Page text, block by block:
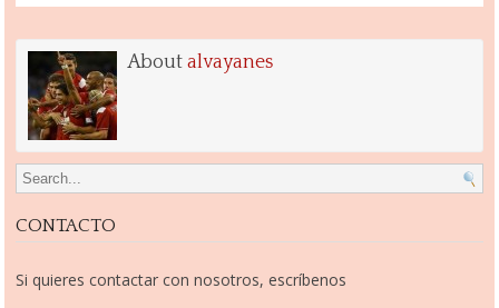
About alvayanes
Search for:
CONTACTO
Si quieres contactar con nosotros, escríbenos